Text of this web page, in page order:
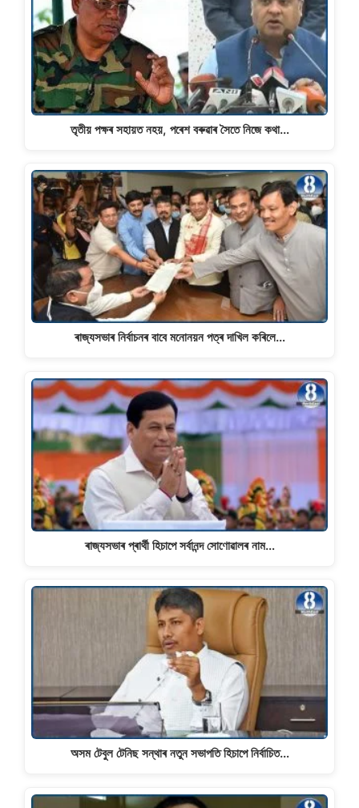
তৃতীয় পক্ষৰ সহায়ত নহয়, পৰেশ বৰুৱাৰ সৈতে নিজে কথা…
ৰাজ্যসভাৰ নিৰ্বাচনৰ বাবে মনোনয়ন পত্ৰ দাখিল কৰিলে…
ৰাজ্যসভাৰ প্ৰাৰ্থী হিচাপে সৰ্বানন্দ সোণোৱালৰ নাম…
অসম টেবুল টেনিছ সন্থাৰ নতুন সভাপতি হিচাপে নিৰ্বাচিত…